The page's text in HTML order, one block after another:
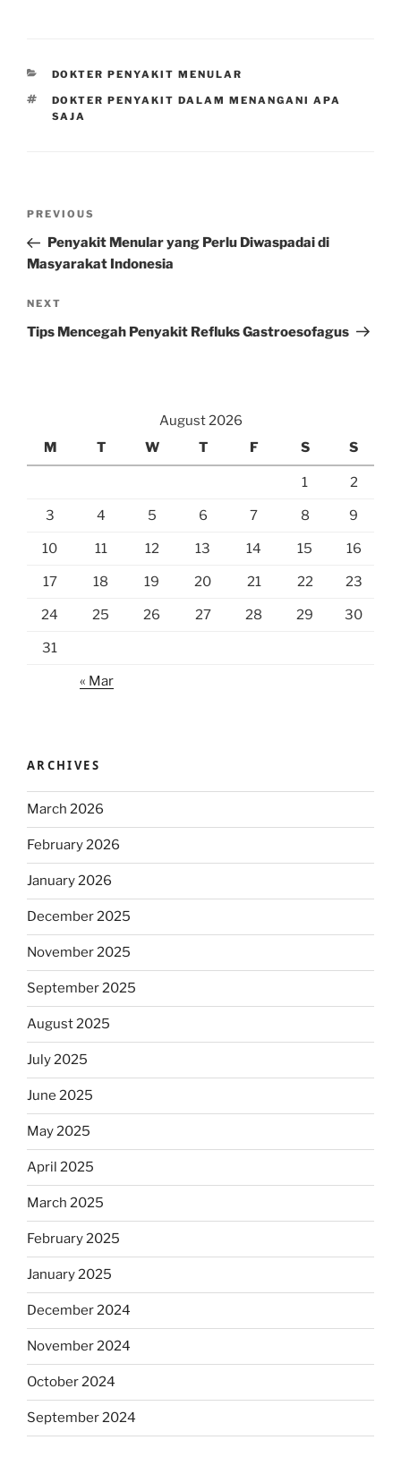
CATEGORIES
DOKTER PENYAKIT MENULAR
TAGS
DOKTER PENYAKIT DALAM MENANGANI APA
SAJA
Previous
Post
PREVIOUS
Penyakit Menular yang Perlu Diwaspadai di
Masyarakat Indonesia
Next
Post
NEXT
Tips Mencegah Penyakit Refluks Gastroesofagus
August 2026
M
T W T F S S
1 2
3 4 5 6 7 8 9
10 11 12 13 14 15 16
17 18 19 20 21 22 23
24 25 26 27 28 29 30
31
« Mar
ARCHIVES
March 2026
February 2026
January 2026
December 2025
November 2025
September 2025
August 2025
July 2025
June 2025
May 2025
April 2025
March 2025
February 2025
January 2025
December 2024
November 2024
October 2024
September 2024